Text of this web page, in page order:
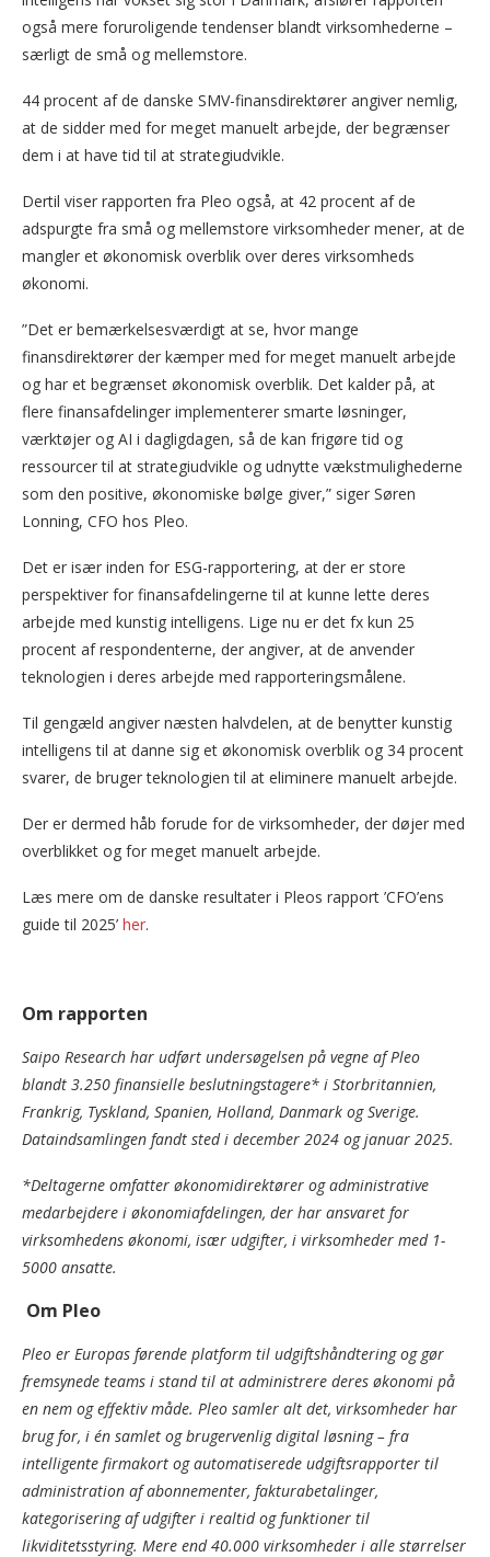
også mere foruroligende tendenser blandt virksomhederne –
særligt de små og mellemstore.
44 procent af de danske SMV-finansdirektører angiver nemlig,
at de sidder med for meget manuelt arbejde, der begrænser
dem i at have tid til at strategiudvikle.
Dertil viser rapporten fra Pleo også, at 42 procent af de
adspurgte fra små og mellemstore virksomheder mener, at de
mangler et økonomisk overblik over deres virksomheds
økonomi.
”Det er bemærkelsesværdigt at se, hvor mange
finansdirektører der kæmper med for meget manuelt arbejde
og har et begrænset økonomisk overblik. Det kalder på, at
flere finansafdelinger implementerer smarte løsninger,
værktøjer og AI i dagligdagen, så de kan frigøre tid og
ressourcer til at strategiudvikle og udnytte vækstmulighederne
som den positive, økonomiske bølge giver,” siger Søren
Lonning, CFO hos Pleo.
Det er især inden for ESG-rapportering, at der er store
perspektiver for finansafdelingerne til at kunne lette deres
arbejde med kunstig intelligens. Lige nu er det fx kun 25
procent af respondenterne, der angiver, at de anvender
teknologien i deres arbejde med rapporteringsmålene.
Til gengæld angiver næsten halvdelen, at de benytter kunstig
intelligens til at danne sig et økonomisk overblik og 34 procent
svarer, de bruger teknologien til at eliminere manuelt arbejde.
Der er dermed håb forude for de virksomheder, der døjer med
overblikket og for meget manuelt arbejde.
Læs mere om de danske resultater i Pleos rapport ’CFO’ens
guide til 2025’ her.
Om rapporten
Saipo Research har udført undersøgelsen på vegne af Pleo
blandt 3.250 finansielle beslutningstagere* i Storbritannien,
Frankrig, Tyskland, Spanien, Holland, Danmark og Sverige.
Dataindsamlingen fandt sted i december 2024 og januar 2025.
*Deltagerne omfatter økonomidirektører og administrative
medarbejdere i økonomiafdelingen, der har ansvaret for
virksomhedens økonomi, især udgifter, i virksomheder med 1-
5000 ansatte.
Om Pleo
Pleo er Europas førende platform til udgiftshåndtering og gør
fremsynede teams i stand til at administrere deres økonomi på
en nem og effektiv måde. Pleo samler alt det, virksomheder har
brug for, i én samlet og brugervenlig digital løsning – fra
intelligente firmakort og automatiserede udgiftsrapporter til
administration af abonnementer, fakturabetalinger,
kategorisering af udgifter i realtid og funktioner til
likviditetsstyring. Mere end 40.000 virksomheder i alle størrelser